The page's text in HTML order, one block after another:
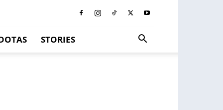
STORIES